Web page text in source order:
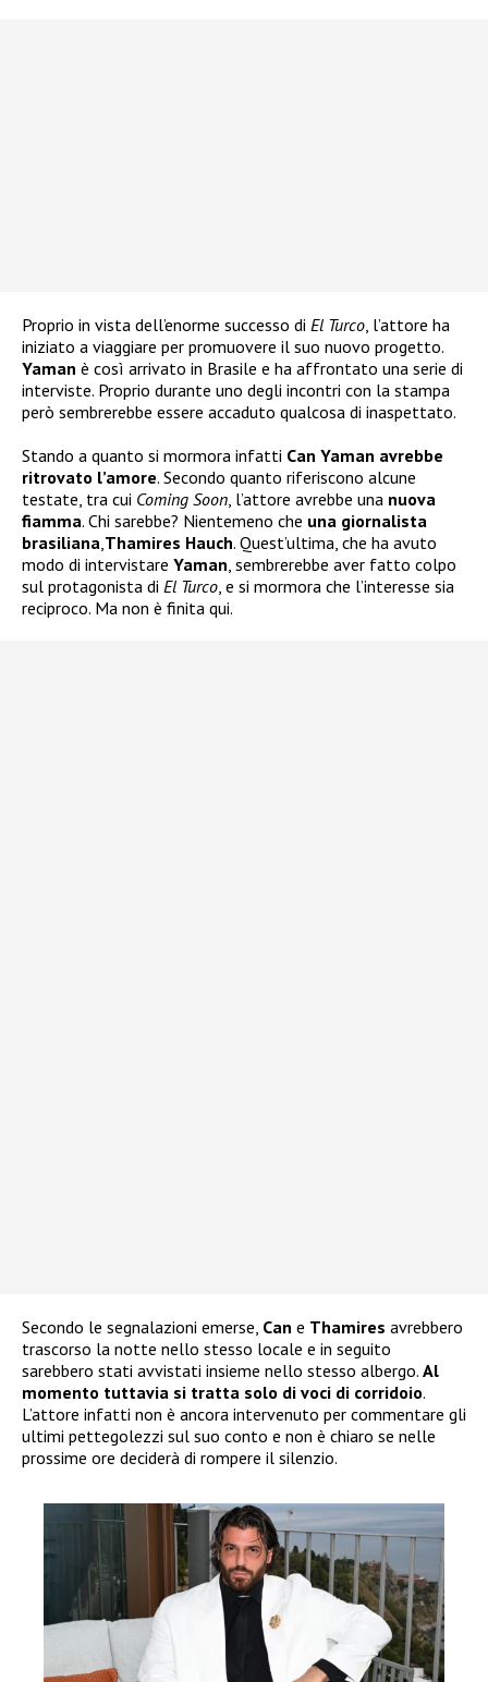
Proprio in vista dell’enorme successo di El Turco, l’attore ha
iniziato a viaggiare per promuovere il suo nuovo progetto.
Yaman è così arrivato in Brasile e ha affrontato una serie di
interviste. Proprio durante uno degli incontri con la stampa
però sembrerebbe essere accaduto qualcosa di inaspettato.
Stando a quanto si mormora infatti Can Yaman avrebbe
ritrovato l’amore. Secondo quanto riferiscono alcune
testate, tra cui Coming Soon, l’attore avrebbe una nuova
fiamma. Chi sarebbe? Nientemeno che una giornalista
brasiliana,Thamires Hauch. Quest’ultima, che ha avuto
modo di intervistare Yaman, sembrerebbe aver fatto colpo
sul protagonista di El Turco, e si mormora che l’interesse sia
reciproco. Ma non è finita qui.
Secondo le segnalazioni emerse, Can e Thamires avrebbero
trascorso la notte nello stesso locale e in seguito
sarebbero stati avvistati insieme nello stesso albergo. Al
momento tuttavia si tratta solo di voci di corridoio.
L’attore infatti non è ancora intervenuto per commentare gli
ultimi pettegolezzi sul suo conto e non è chiaro se nelle
prossime ore deciderà di rompere il silenzio.